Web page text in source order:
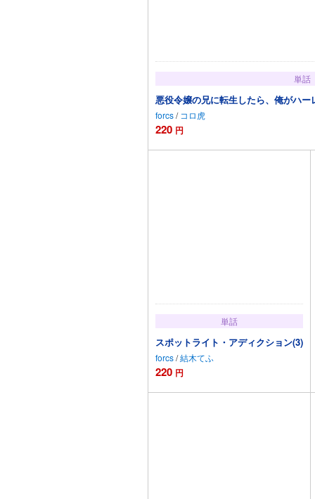
単話
悪役令嬢の兄に転生したら、俺がハ
forcs/ コロ虎
220 円
単話
スポットライト・アディクション(3)
forcs/結木てふ
220 円